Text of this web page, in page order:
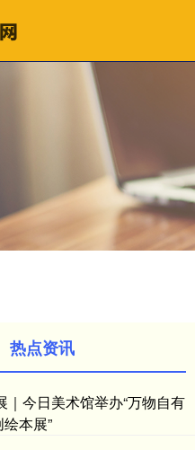
热点资讯
｜今日美术馆举办“万物自有
本展”